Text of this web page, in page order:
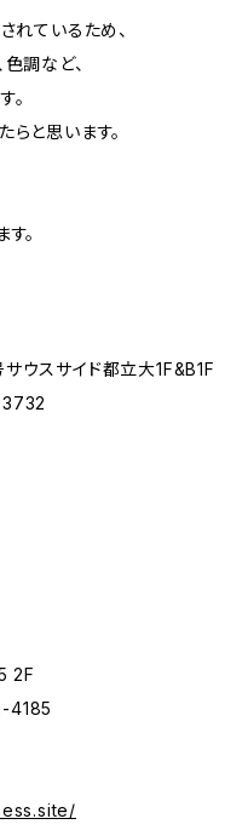
れているため、
調など、
。
と思います。
。
ウスサイド都立大1F&B1F
2F
4185